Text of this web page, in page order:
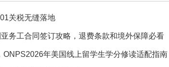
关税无缝落地
务工合同签订攻略，退费条款和境外保障必看
ONPS2026年美国线上留学生学分修读适配指南